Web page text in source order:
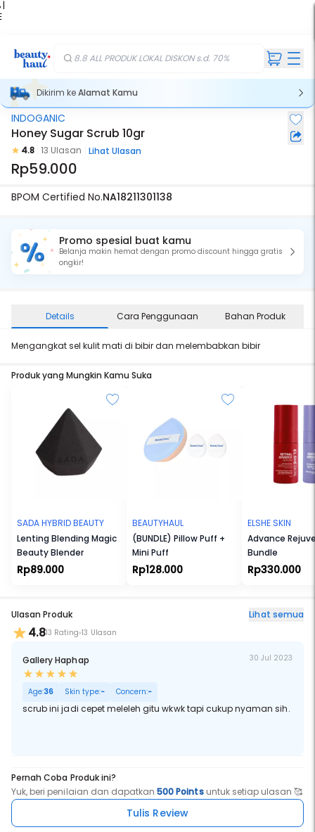
|
8.8 ALL PRODUK LOKAL DISKON s.d. 70%
Dikirim keAlamat Kamu
INDOGANIC
Honey Sugar Scrub 10gr
4.8 13 Ulasan Lihat Ulasan
Rp59.000
BPOM Certified No.NA18211301138
Promo spesial buat kamu
Belanja makin hemat dengan promo discount hingga gratis
ongkir!
Details Cara Penggunaan Bahan Produk
Mengangkat sel kulit mati di bibir dan melembabkan bibir
Produk yang Mungkin Kamu Suka
SADA HYBRID BEAUTY
Lenting Blending Magic
Beauty Blender
Rp89.000
BEAUTYHAUL
(BUNDLE) Pillow Puff +
Mini Puff
Rp128.000
ELSHE SKIN
Advance
Bundle
Rp330.000
Ulasan Produk Lihat semua
4.813 Rating 13 Ulasan
Gallery Haphap 30 Jul 2023
Age:36 Skin type:- Concern:-
scrub ini jadi cepet meleleh gitu wkwk tapi cukup nyaman sih.
Pernah Coba Produk ini?
Yuk, beri penilaian dan dapatkan500 Pointsuntuk setiap ulasan 🥰
Tulis Review